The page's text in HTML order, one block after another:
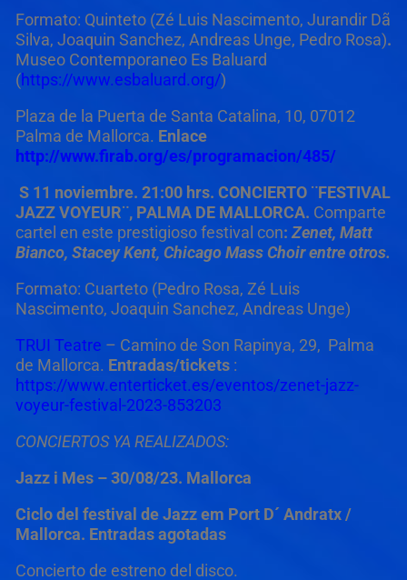
Formato: Quinteto (Zé Luis Nascimento, Jurandir Dã
Silva, Joaquin Sanchez, Andreas Unge, Pedro Rosa).
Museo Contemporaneo Es Baluard
(https://www.esbaluard.org/)
Plaza de la Puerta de Santa Catalina, 10, 07012
Palma de Mallorca. Enlace
http://www.firab.org/es/programacion/485/
S 11 noviembre. 21:00 hrs. CONCIERTO ¨FESTIVAL
JAZZ VOYEUR¨, PALMA DE MALLORCA. Comparte
cartel en este prestigioso festival con: Zenet, Matt
Bianco, Stacey Kent, Chicago Mass Choir entre otros.
Formato: Cuarteto (Pedro Rosa, Zé Luis
Nascimento, Joaquin Sanchez, Andreas Unge)
TRUI Teatre – Camino de Son Rapinya, 29, Palma
de Mallorca. Entradas/tickets:
https://www.enterticket.es/eventos/zenet-jazz-
voyeur-festival-2023-853203
CONCIERTOS YA REALIZADOS:
Jazz i Mes – 30/08/23. Mallorca
Ciclo del festival de Jazz em Port D´ Andratx /
Mallorca. Entradas agotadas
Concierto de estreno del disco.